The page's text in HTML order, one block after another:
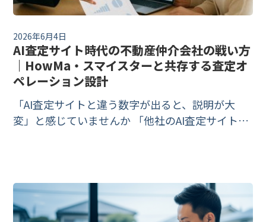
2026年6月4日
AI査定サイト時代の不動産仲介会社の戦い方
｜HowMa・スマイスターと共存する査定オ
ペレーション設計
「AI査定サイトと違う数字が出ると、説明が大
変」と感じていませんか 「他社のAI査定サイトで